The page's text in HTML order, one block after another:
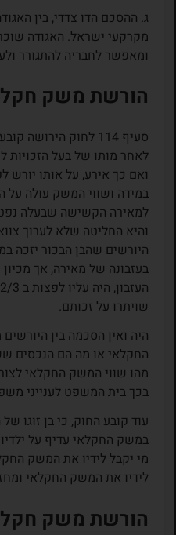
ג. ההסכם הדו צדדי, בין
מקרקעי ישראל. האגודה
ומאפשר לחבריה להתגורר
הורשת משק
סעיף 114 לחוק
לאחר מותו של בעל הזכויות
ואם כך אירע, על אותו יורש
במידה ושווי המשק עולה על
למאירה הקשישה שבעלה
והיא החליטה שלא לערוך
היורשים שהבן הבכור יזכה
בעזבונה של מאירה, אך
שויתרו על זכותם.
היה ואין הסכמה בין
החקלאי או מה הם הנכסים
מהו שווי המשק החקלאי
בכך בית המשפט לענייני
עוד קובע החוק, כי בן זוגו
במשק החקלאי עדיף על
מי יקבל לידיו את המשק
לידיו את המשק החקלאי
הורשת משק